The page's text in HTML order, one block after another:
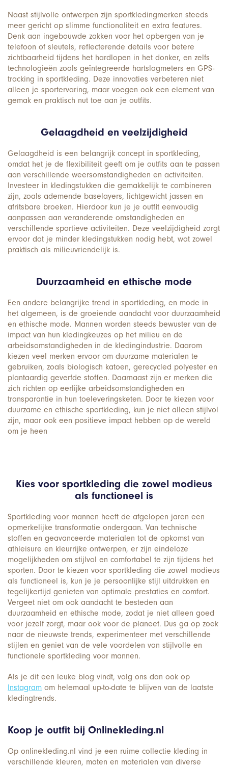
Naast stijlvolle ontwerpen zijn sportkledingmerken steeds
meer gericht op slimme functionaliteit en extra features.
Denk aan ingebouwde zakken voor het opbergen van je
telefoon of sleutels, reflecterende details voor betere
zichtbaarheid tijdens het hardlopen in het donker, en zelfs
technologieën zoals geïntegreerde hartslagmeters en GPS-
tracking in sportkleding. Deze innovaties verbeteren niet
alleen je sportervaring, maar voegen ook een element van
gemak en praktisch nut toe aan je outfits.
Gelaagdheid en veelzijdigheid
Gelaagdheid is een belangrijk concept in sportkleding,
omdat het je de flexibiliteit geeft om je outfits aan te passen
aan verschillende weersomstandigheden en activiteiten.
Investeer in kledingstukken die gemakkelijk te combineren
zijn, zoals ademende baselayers, lichtgewicht jassen en
afritsbare broeken. Hierdoor kun je je outfit eenvoudig
aanpassen aan veranderende omstandigheden en
verschillende sportieve activiteiten. Deze veelzijdigheid zorgt
ervoor dat je minder kledingstukken nodig hebt, wat zowel
praktisch als milieuvriendelijk is.
Duurzaamheid en ethische mode
Een andere belangrijke trend in sportkleding, en mode in
het algemeen, is de groeiende aandacht voor duurzaamheid
en ethische mode. Mannen worden steeds bewuster van de
impact van hun kledingkeuzes op het milieu en de
arbeidsomstandigheden in de kledingindustrie. Daarom
kiezen veel merken ervoor om duurzame materialen te
gebruiken, zoals biologisch katoen, gerecycled polyester en
plantaardig geverfde stoffen. Daarnaast zijn er merken die
zich richten op eerlijke arbeidsomstandigheden en
transparantie in hun toeleveringsketen. Door te kiezen voor
duurzame en ethische sportkleding, kun je niet alleen stijlvol
zijn, maar ook een positieve impact hebben op de wereld
om je heen
Kies voor sportkleding die zowel modieus
als functioneel is
Sportkleding voor mannen heeft de afgelopen jaren een
opmerkelijke transformatie ondergaan. Van technische
stoffen en geavanceerde materialen tot de opkomst van
athleisure en kleurrijke ontwerpen, er zijn eindeloze
mogelijkheden om stijlvol en comfortabel te zijn tijdens het
sporten. Door te kiezen voor sportkleding die zowel modieus
als functioneel is, kun je je persoonlijke stijl uitdrukken en
tegelijkertijd genieten van optimale prestaties en comfort.
Vergeet niet om ook aandacht te besteden aan
duurzaamheid en ethische mode, zodat je niet alleen goed
voor jezelf zorgt, maar ook voor de planeet. Dus ga op zoek
naar de nieuwste trends, experimenteer met verschillende
stijlen en geniet van de vele voordelen van stijlvolle en
functionele sportkleding voor mannen.
Als je dit een leuke blog vindt, volg ons dan ook op
Instagram om helemaal up-to-date te blijven van de laatste
kledingtrends.
Koop je outfit bij Onlinekleding.nl
Op onlinekleding.nl vind je een ruime collectie kleding in
verschillende kleuren, maten en materialen van diverse